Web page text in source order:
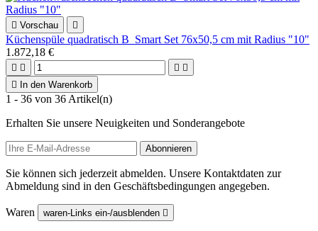
 Vorschau 
Küchenspüle quadratisch B_Smart Set 76x50,5 cm mit Radius "10"
1.872,18 €
   

In den Warenkorb
1 - 36 von 36 Artikel(n)
Erhalten Sie unsere Neuigkeiten und Sonderangebote
Sie können sich jederzeit abmelden. Unsere Kontaktdaten zur
Abmeldung sind in den Geschäftsbedingungen angegeben.
Waren waren-Links ein-/ausblenden 